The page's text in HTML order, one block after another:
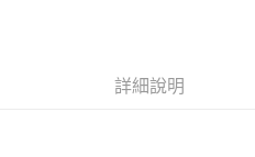
１．簡單：不需註冊會員、不需綁卡
詳細說明